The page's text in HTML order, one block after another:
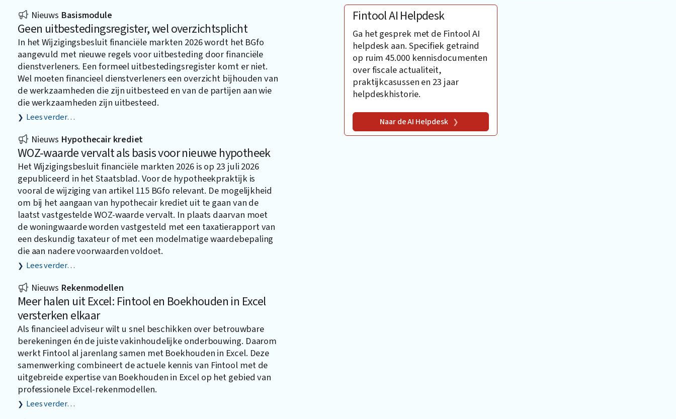
Nieuws Basismodule
Geen uitbestedingsregister, wel overzichtsplicht
In het Wijzigingsbesluit financiële markten 2026 wordt het BGfo
aangevuld met nieuwe regels voor uitbesteding door financiële
dienstverleners. Een formeel uitbestedingsregister komt er niet.
Wel moeten financieel dienstverleners een overzicht bijhouden van
de werkzaamheden die zijn uitbesteed en van de partijen aan wie
die werkzaamheden zijn uitbesteed.
Lees verder…
Nieuws Hypothecair krediet
WOZ-waarde vervalt als basis voor nieuwe hypotheek
Het Wijzigingsbesluit financiële markten 2026 is op 23 juli 2026
gepubliceerd in het Staatsblad. Voor de hypotheekpraktijk is
vooral de wijziging van artikel 115 BGfo relevant. De mogelijkheid
om bij het aangaan van hypothecair krediet uit te gaan van de
laatst vastgestelde WOZ-waarde vervalt. In plaats daarvan moet
de woningwaarde worden vastgesteld met een taxatierapport van
een deskundig taxateur of met een modelmatige waardebepaling
die aan nadere voorwaarden voldoet.
Lees verder…
Nieuws Rekenmodellen
Meer halen uit Excel: Fintool en Boekhouden in Excel
versterken elkaar
Als financieel adviseur wilt u snel beschikken over betrouwbare
berekeningen én de juiste vakinhoudelijke onderbouwing. Daarom
werkt Fintool al jarenlang samen metBoekhouden in Excel. Deze
samenwerking combineert de actuele kennis van Fintool met de
uitgebreide expertise van Boekhouden in Excel op het gebied van
professionele Excel-rekenmodellen.
Lees verder…
Fintool AI Helpdesk
Ga het gesprek met de Fintool AI
helpdesk aan. Specifiek getraind
op ruim 45.000 kennisdocumenten
over fiscale actualiteit,
praktijkcasussen en 23 jaar
helpdeskhistorie.
Naar de AI Helpdesk